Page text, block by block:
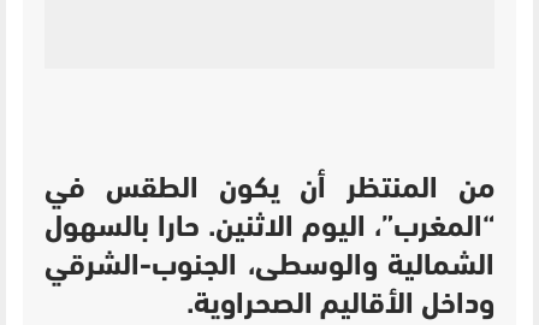
من المنتظر أن يكون الطقس في
“المغرب”، اليوم الاثنين. حارا بالسهول
الشمالية والوسطى، الجنوب-الشرقي
وداخل الأقاليم الصحراوية.